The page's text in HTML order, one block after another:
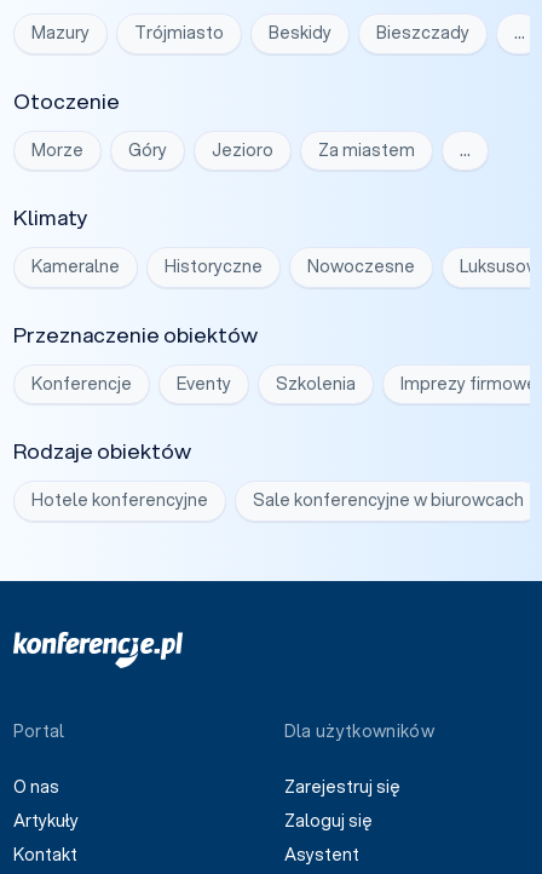
Mazury Trójmiasto Beskidy Bieszczady …
Otoczenie
Morze Góry Jezioro Za miastem …
Klimaty
Kameralne Historyczne Nowoczesne
Przeznaczenie obiektów
Konferencje Eventy Szkolenia Imprezy firmowe
Rodzaje obiektów
Hotele konferencyjne Sale konferencyjne w biurowcach
Portal
O nas
Artykuły
Kontakt
Dla użytkowników
Zarejestruj się
Zaloguj się
Asystent